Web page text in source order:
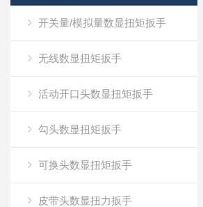
开关量/模拟量数显扭矩扳手
无线数显扭矩扳手
活动开口头数显扭矩扳手
勾头数显扭矩扳手
可换头数显扭矩扳手
皮带头数显扭力扳手